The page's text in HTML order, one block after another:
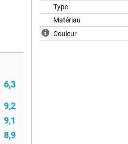
6,3
9,2
9,1
8,9
Type
Matériau
Couleur